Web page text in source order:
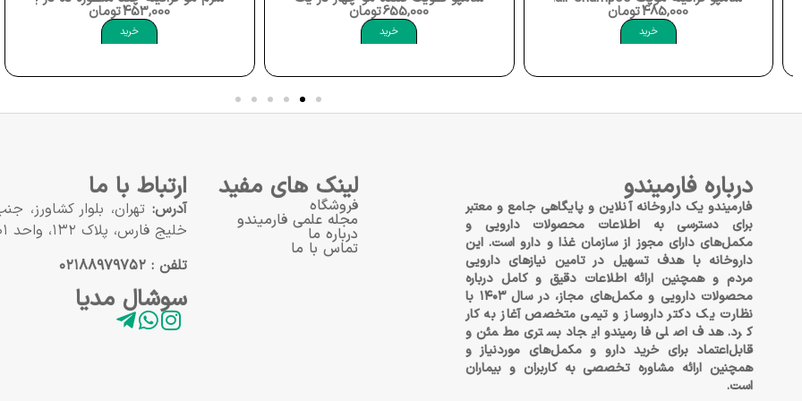
485,000تومان
خرید
655,000تومان
خرید
453,000تومان
خرید
درباره فارمیندو
فارمیندو یک داروخانه آنلاین و پایگاهی جامع و معتبر
برای دسترسی به اطلاعات محصولات دارویی و
مکمل‌های دارای مجوز از سازمان غذا و دارو است. این
داروخانه با هدف تسهیل در تامین نیازهای دارویی
مردم و همچنین ارائه اطلاعات دقیق و کامل درباره
محصولات دارویی و مکمل‌های مجاز، در سال ۱۴۰۳ با
نظارت یک دکتر داروساز و تیمی متخصص آغاز به کار
کرد. هدف اصلی فارمیندو ایجاد بستری مطمئن و
قابل‌اعتماد برای خرید دارو و مکمل‌های موردنیاز و
همچنین ارائه مشاوره تخصصی به کاربران و بیماران
است.
لینک های مفید
فروشگاه
مجله علمی فارمیندو
درباره ما
تماس با ما
ارتباط با ما
آدرس: تهران، بلوار کشاورز،
خلیج فارس، پلاک ۱۳۲، واحد ۱۰۱
تلفن : ۰۲۱۸۸۹۷۹۷۵۲
سوشال مدیا